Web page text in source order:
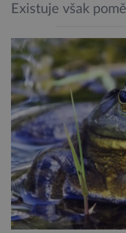
Existuje však
jsou alergičtí.
přecitlivěle
psích slinách,
zachycených v
upravili psy, aby